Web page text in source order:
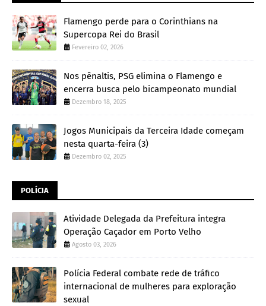
Flamengo perde para o Corinthians na
Supercopa Rei do Brasil
Fevereiro 02, 2026
Nos pênaltis, PSG elimina o Flamengo e
encerra busca pelo bicampeonato mundial
Dezembro 18, 2025
Jogos Municipais da Terceira Idade começam
nesta quarta-feira (3)
Dezembro 02, 2025
POLÍCIA
Atividade Delegada da Prefeitura integra
Operação Caçador em Porto Velho
Agosto 03, 2026
Polícia Federal combate rede de tráfico
internacional de mulheres para exploração
sexual